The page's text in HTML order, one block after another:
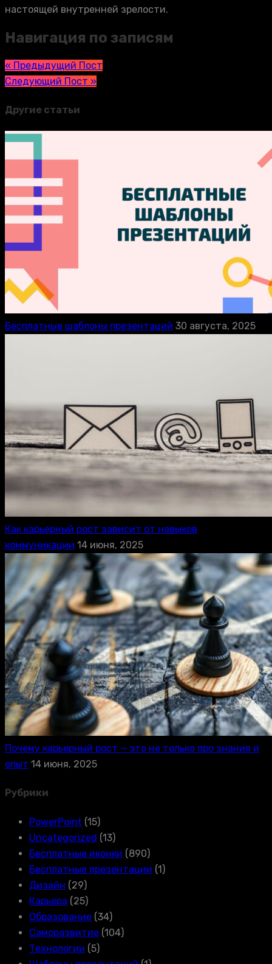
настоящей внутренней зрелости.
Навигация по записям
« Предыдущий Пост
Следующий Пост »
Другие статьи
Бесплатные шаблоны презентаций 30 августа, 2025
Как карьерный рост зависит от навыков
коммуникации 14 июня, 2025
Почему карьерный рост — это не только про знания и
опыт 14 июня, 2025
Рубрики
PowerPoint (15)
Uncategorized (13)
Бесплатные иконки (890)
Бесплатные презентации (1)
Дизайн (29)
Карьера (25)
Образование (34)
Саморазвитие (104)
Технологии (5)